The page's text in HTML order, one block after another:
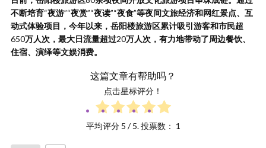
不断培育“夜游”“夜赏”“夜读”“夜食”等夜间文旅经济和网红景点、互
动式体验项目，今年以来，岳阳楼旅游区累计吸引游客和市民超
650万人次，最大日流量超过20万人次，有力地带动了周边餐饮、
住宿、演绎等文娱消费。
这篇文章有帮助吗？
点击星标评分！
平均评分 5 / 5. 投票数： 1